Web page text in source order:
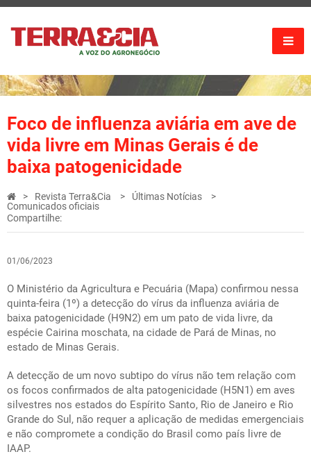
Foco de influenza aviária em ave de
vida livre em Minas Gerais é de
baixa patogenicidade
Revista Terra&Cia
Últimas Notícias
Comunicados oficiais
Compartilhe:
01/06/2023
O Ministério da Agricultura e Pecuária (Mapa) confirmou nessa
quinta-feira (1º) a detecção do vírus da influenza aviária de
baixa patogenicidade (H9N2) em um pato de vida livre, da
espécie Cairina moschata, na cidade de Pará de Minas, no
estado de Minas Gerais.
A detecção de um novo subtipo do vírus não tem relação com
os focos confirmados de alta patogenicidade (H5N1) em aves
silvestres nos estados do Espírito Santo, Rio de Janeiro e Rio
Grande do Sul, não requer a aplicação de medidas emergenciais
e não compromete a condição do Brasil como país livre de
IAAP.